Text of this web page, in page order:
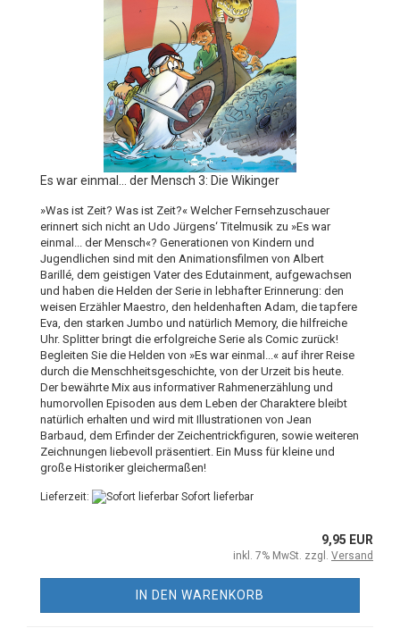
Es war einmal... der Mensch 3: Die Wikinger
»Was ist Zeit? Was ist Zeit?« Welcher Fernsehzuschauer
erinnert sich nicht an Udo Jürgens‘ Titelmusik zu »Es war
einmal... der Mensch«? Generationen von Kindern und
Jugendlichen sind mit den Animationsfilmen von Albert
Barillé, dem geistigen Vater des Edutainment, aufgewachsen
und haben die Helden der Serie in lebhafter Erinnerung: den
weisen Erzähler Maestro, den heldenhaften Adam, die tapfere
Eva, den starken Jumbo und natürlich Memory, die hilfreiche
Uhr. Splitter bringt die erfolgreiche Serie als Comic zurück!
Begleiten Sie die Helden von »Es war einmal...« auf ihrer Reise
durch die Menschheitsgeschichte, von der Urzeit bis heute.
Der bewährte Mix aus informativer Rahmenerzählung und
humorvollen Episoden aus dem Leben der Charaktere bleibt
natürlich erhalten und wird mit Illustrationen von Jean
Barbaud, dem Erfinder der Zeichentrickfiguren, sowie weiteren
Zeichnungen liebevoll präsentiert. Ein Muss für kleine und
große Historiker gleichermaßen!
Lieferzeit: Sofort lieferbar
9,95 EUR
inkl. 7% MwSt. zzgl. Versand
IN DEN WARENKORB